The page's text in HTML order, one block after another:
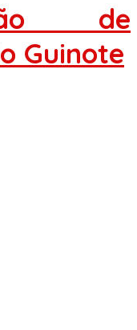
de
Guinote